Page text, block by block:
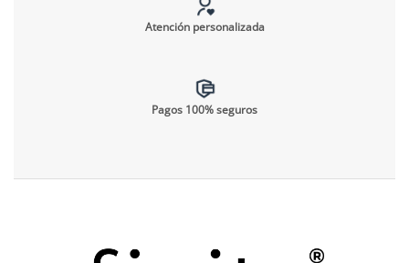
Atención personalizada
Pagos 100% seguros